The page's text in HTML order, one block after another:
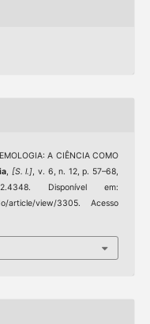
A CIÊNCIA COMO
, [S. l.], v. 6, n. 12, p. 57–68,
Disponível em:
article/view/3305. Acesso